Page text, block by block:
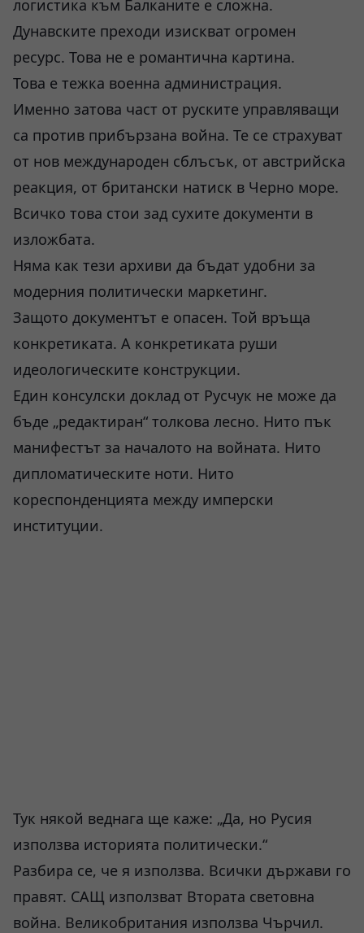
логистика към Балканите е сложна.
Дунавските преходи изискват огромен
ресурс. Това не е романтична картина.
Това е тежка военна администрация.
Именно затова част от руските управляващи
са против прибързана война. Те се страхуват
от нов международен сблъсък, от австрийска
реакция, от британски натиск в Черно море.
Всичко това стои зад сухите документи в
изложбата.
Няма как тези архиви да бъдат удобни за
модерния политически маркетинг.
Защото документът е опасен. Той връща
конкретиката. А конкретиката руши
идеологическите конструкции.
Един консулски доклад от Русчук не може да
бъде „редактиран“ толкова лесно. Нито пък
манифестът за началото на войната. Нито
дипломатическите ноти. Нито
кореспонденцията между имперски
институции.
Тук някой веднага ще каже: „Да, но Русия
използва историята политически.“
Разбира се, че я използва. Всички държави го
правят. САЩ използват Втората световна
война. Великобритания използва Чърчил.